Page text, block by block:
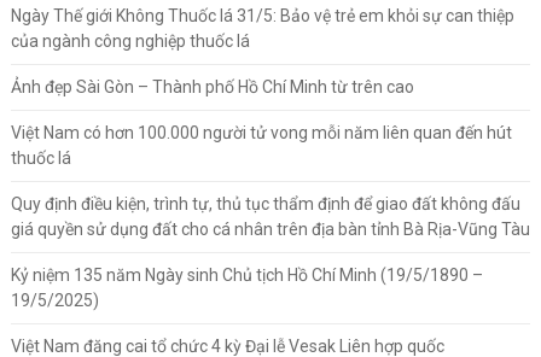
Ngày Thế giới Không Thuốc lá 31/5: Bảo vệ trẻ em khỏi sự can thiệp
của ngành công nghiệp thuốc lá
Ảnh đẹp Sài Gòn – Thành phố Hồ Chí Minh từ trên cao
Việt Nam có hơn 100.000 người tử vong mỗi năm liên quan đến hút
thuốc lá
Quy định điều kiện, trình tự, thủ tục thẩm định để giao đất không đấu
giá quyền sử dụng đất cho cá nhân trên địa bàn tỉnh Bà Rịa-Vũng Tàu
Kỷ niệm 135 năm Ngày sinh Chủ tịch Hồ Chí Minh (19/5/1890 –
19/5/2025)
Việt Nam đăng cai tổ chức 4 kỳ Đại lễ Vesak Liên hợp quốc